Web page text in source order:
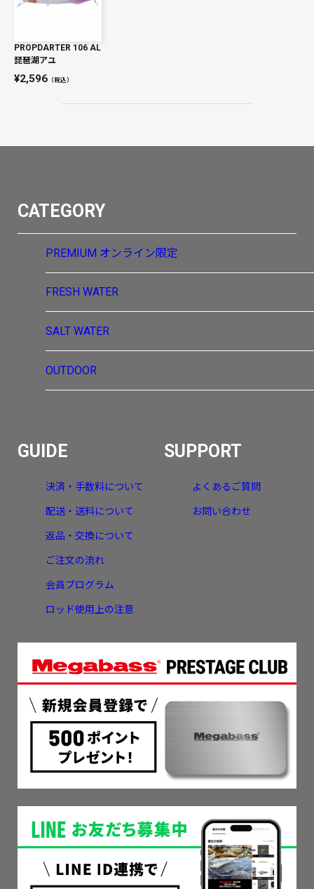
PROPDARTER 106 AL
琵琶湖アユ
2,596 （税込）
CATEGORY
PREMIUM オンライン限定
FRESH WATER
SALT WATER
OUTDOOR
GUIDE
決済・手数料について
配送・送料について
返品・交換について
ご注文の流れ
会員プログラム
ロッド使用上の注意
SUPPORT
よくあるご質問
お問い合わせ